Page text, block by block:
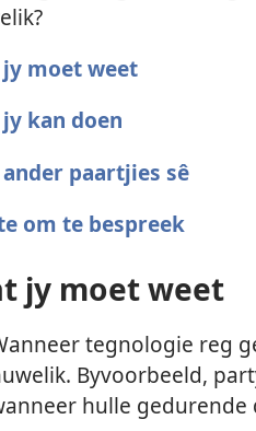
moet weet
kan doen
paartjies sê
om te bespreek
jy moet weet
tegnologie reg
Byvoorbeeld,
hulle gedurende